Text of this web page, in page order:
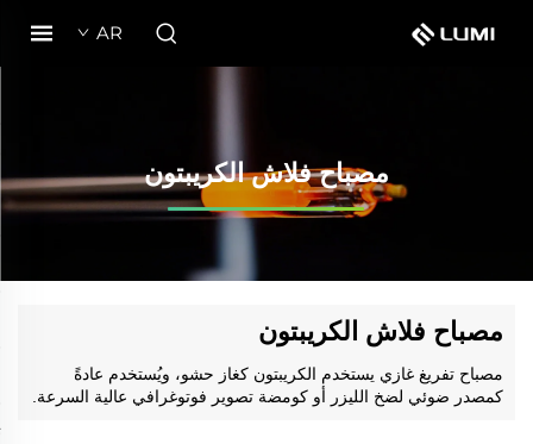
AR
مصباح فلاش الكريبتون
مصباح فلاش الكريبتون
مصباح تفريغ غازي يستخدم الكريبتون كغاز حشو، ويُستخدم عادةً
كمصدر ضوئي لضخ الليزر أو كومضة تصوير فوتوغرافي عالية السرعة.